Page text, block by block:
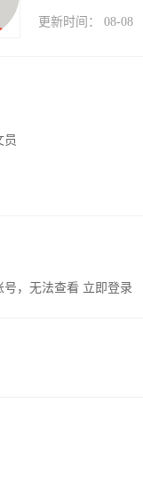
更新时间： 08-08
员
号，无法查看 立即登录